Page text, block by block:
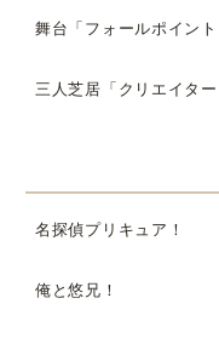
舞台「フォールポイント
三人芝居「クリエイター
名探偵プリキュア！
俺と悠兄！